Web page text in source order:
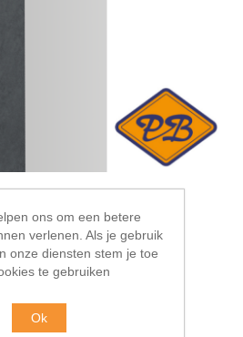
afdeklijst Norwich
ons om een betere
verlenen. Als je gebruik
onze diensten stem je toe
te gebruiken
Ok